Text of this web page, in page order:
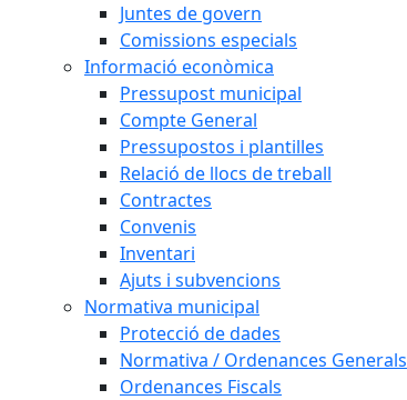
Juntes de govern
Comissions especials
Informació econòmica
Pressupost municipal
Compte General
Pressupostos i plantilles
Relació de llocs de treball
Contractes
Convenis
Inventari
Ajuts i subvencions
Normativa municipal
Protecció de dades
Normativa / Ordenances Generals
Ordenances Fiscals